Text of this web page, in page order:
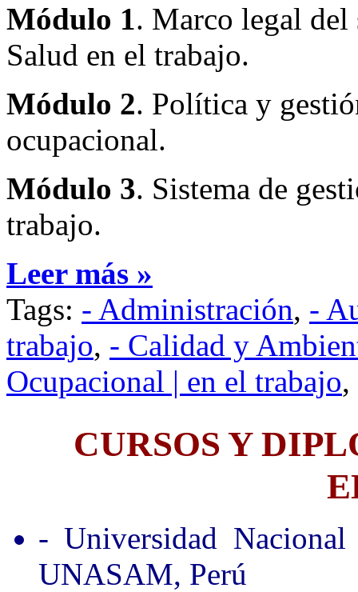
Módulo 1. Marco legal del
Salud en el trabajo.
Módulo 2. Política y
ocupacional.
Módulo 3. Sistema de
trabajo.
Leer más »
Tags: - Administración, -
trabajo, - Calidad y
Ocupacional | en el trabajo,
CURSOS Y
- Universidad
UNASAM, Perú